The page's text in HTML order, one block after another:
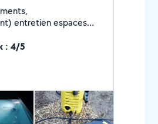
entretien espaces
: 4/5